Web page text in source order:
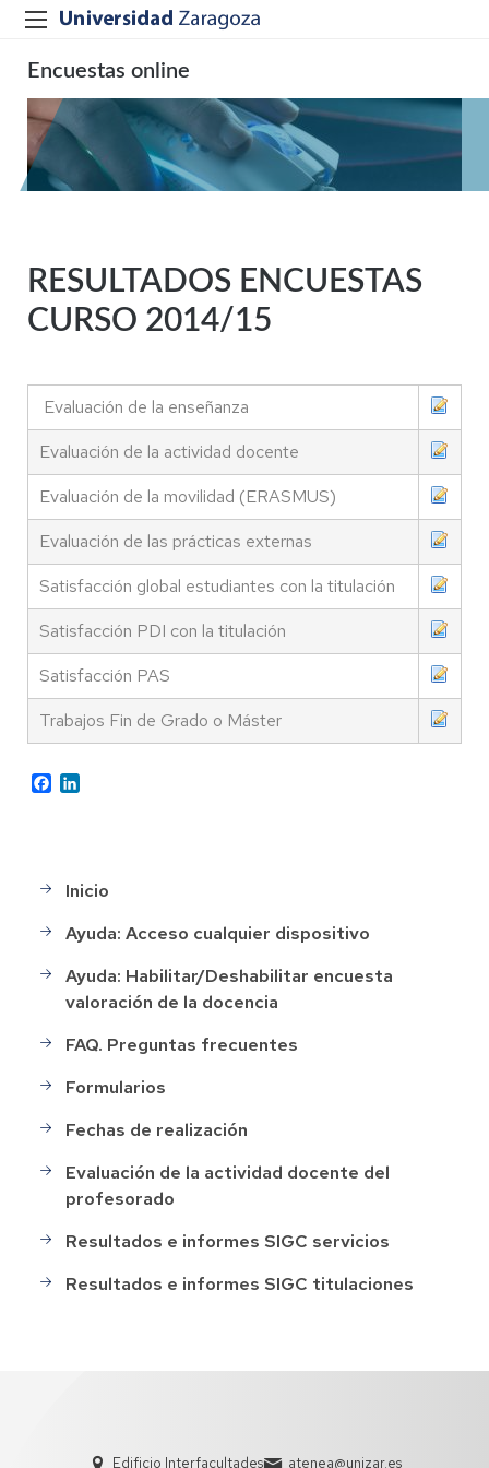
Encuestas online
RESULTADOS ENCUESTAS
CURSO 2014/15
Evaluación de la enseñanza
Evaluación de la actividad docente
Evaluación de la movilidad (ERASMUS)
Evaluación de las prácticas externas
Satisfacción global estudiantes con la titulación
Satisfacción PDI con la titulación
Satisfacción PAS
Trabajos Fin de Grado o Máster
Facebook
Main
Inicio
Ayuda: Acceso cualquier dispositivo
Ayuda: Habilitar/Deshabilitar encuesta
valoración de la docencia
FAQ. Preguntas frecuentes
Formularios
Fechas de realización
Evaluación de la actividad docente del
profesorado
Resultados e informes SIGC servicios
Resultados e informes SIGC titulaciones
Edificio Interfacultades atenea@unizar.es